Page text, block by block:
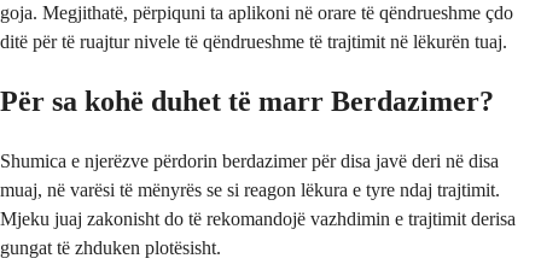
goja. Megjithatë, përpiquni ta aplikoni në orare të qëndrueshme çdo
ditë për të ruajtur nivele të qëndrueshme të trajtimit në lëkurën tuaj.
Për sa kohë duhet të marr Berdazimer?
Shumica e njerëzve përdorin berdazimer për disa javë deri në disa
muaj, në varësi të mënyrës se si reagon lëkura e tyre ndaj trajtimit.
Mjeku juaj zakonisht do të rekomandojë vazhdimin e trajtimit derisa
gungat të zhduken plotësisht.